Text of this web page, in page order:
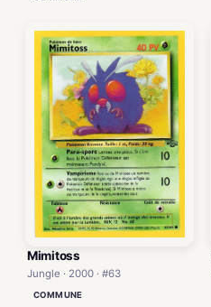
Mimitoss
Jungle · 2000 · #63
COMMUNE